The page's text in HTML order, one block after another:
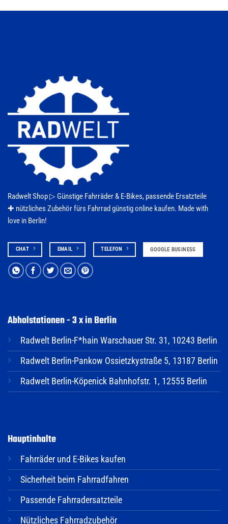
Radwelt Shop ▷ Günstige Fahrräder & E-Bikes, passende Ersatzteile
✚ nützliches Zubehör fürs Fahrrad günstig online kaufen. Made with
love in Berlin!
CHAT EMAIL TELEFON GOOGLE BUSINESS
Abholstationen - 3 x in Berlin
Radwelt Berlin-F*hain Warschauer Str. 31, 10243 Berlin
Radwelt Berlin-Pankow Ossietzkystraße 5, 13187 Berlin
Radwelt Berlin-Köpenick Bahnhofstr. 1, 12555 Berlin
Hauptinhalte
Fahrräder und E-Bikes kaufen
Sicherheit beim Fahrradfahren
Passende Fahrradersatzteile
Nützliches Fahrradzubehör